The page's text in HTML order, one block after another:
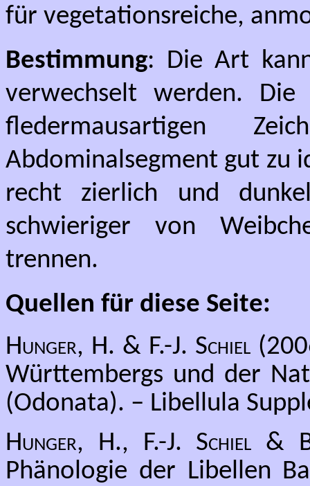
für vegetationsreiche,
Bestimmung: Die Art
verwechselt werden.
fledermausartigen
Abdominalsegment gut zu
recht zierlich und
schwieriger von
trennen.
Quellen für diese Seite:
Hunger, H. & F.-J. Schiel
Württembergs und der
(Odonata). – Libellula
Hunger, H., F.-J. Schiel &
Phänologie der Libellen